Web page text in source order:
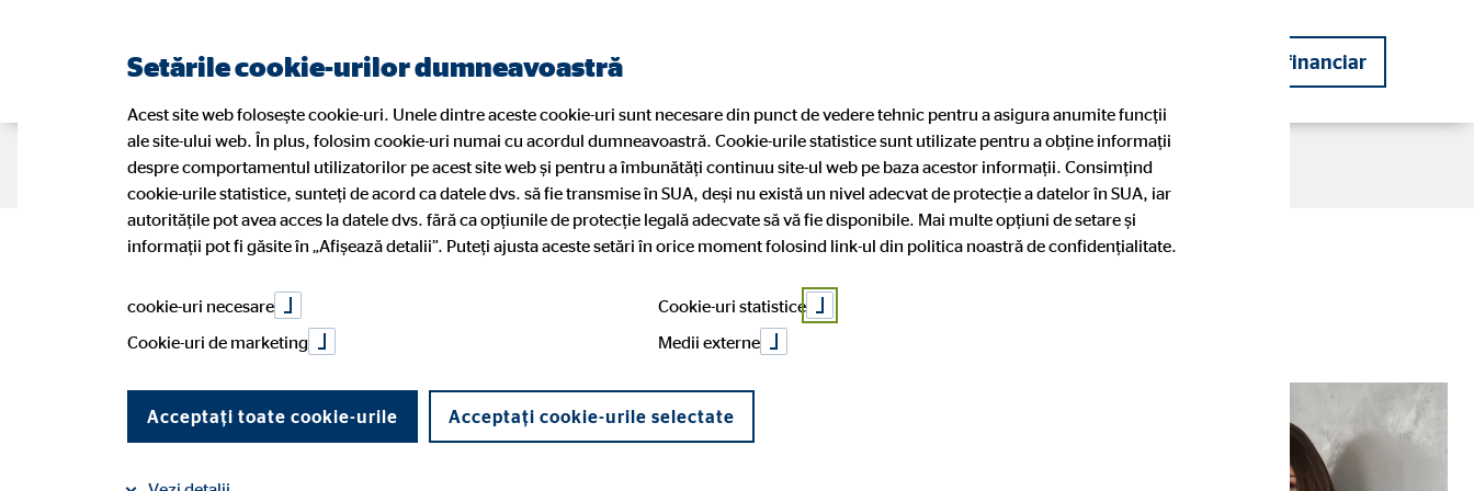
Deveniți consultant financiar
Portret
Povești OVB Noi în Europa Consultanții noștri Partenerii noștri
Istoria companiei
Soluții financiare
Pensie Sănătate Optimizarea bugetului Modelul nostru de consultanță
Blog Service
Consultanții noștri Petiţii
Devino consultant financiar
Avantajele activității de consultant Opțiuni nivel entry Oportunitati de dezvoltare
Povești de succes ale consultanților
Vrei să explorezi noi oportunități de
carieră? Te invităm să îți începeți cariera
la noi!
Setările cookie-urilor dumneavoastră
Acest site web folosește cookie-uri. Unele dintre aceste cookie-uri sunt necesare din punct de vedere tehnic pentru a asigura anumite funcții
ale site-ului web. În plus, folosim cookie-uri numai cu acordul dumneavoastră. Cookie-urile statistice sunt utilizate pentru a obține informații
despre comportamentul utilizatorilor pe acest site web și pentru a îmbunătăți continuu site-ul web pe baza acestor informații. Consimțind
cookie-urile statistice, sunteți de acord ca datele dvs. să fie transmise în SUA, deși nu există un nivel adecvat de protecție a datelor în SUA, iar
autoritățile pot avea acces la datele dvs. fără ca opțiunile de protecție legală adecvate să vă fie disponibile. Mai multe opțiuni de setare și
informații pot fi găsite în „Afișează detalii”. Puteți ajusta aceste setări în orice moment folosind link-ul din politica noastră de confidențialitate.
cookie-uri necesare
Cookie-uri statistice
Cookie-uri de marketing
Medii externe
Acceptați toate cookie-urile Acceptați cookie-urile selectate